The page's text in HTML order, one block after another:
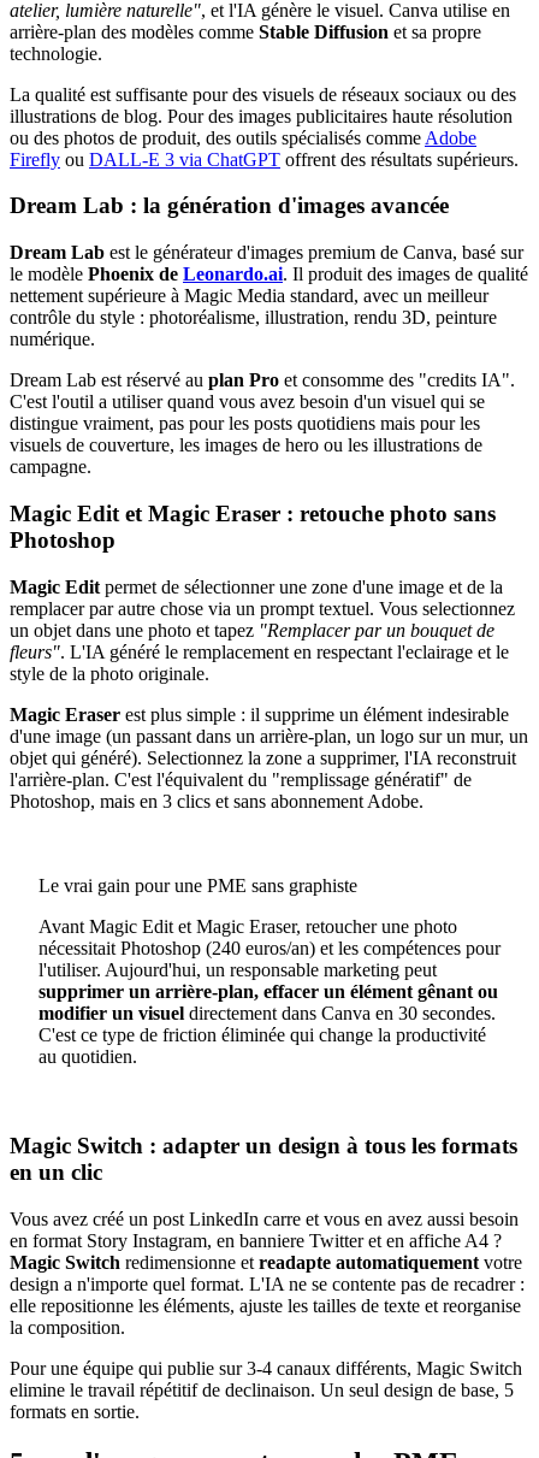
atelier, lumière naturelle", et l'IA génère le visuel. Canva utilise en
arrière-plan des modèles comme Stable Diffusion et sa propre
technologie.
La qualité est suffisante pour des visuels de réseaux sociaux ou des
illustrations de blog. Pour des images publicitaires haute résolution
ou des photos de produit, des outils spécialisés comme Adobe
Firefly ou DALL-E 3 via ChatGPT offrent des résultats supérieurs.
Dream Lab : la génération d'images avancée
Dream Lab est le générateur d'images premium de Canva, basé sur
le modèle Phoenix de Leonardo.ai. Il produit des images de qualité
nettement supérieure à Magic Media standard, avec un meilleur
contrôle du style : photoréalisme, illustration, rendu 3D, peinture
numérique.
Dream Lab est réservé au plan Pro et consomme des "credits IA".
C'est l'outil a utiliser quand vous avez besoin d'un visuel qui se
distingue vraiment, pas pour les posts quotidiens mais pour les
visuels de couverture, les images de hero ou les illustrations de
campagne.
Magic Edit et Magic Eraser : retouche photo sans
Photoshop
Magic Edit permet de sélectionner une zone d'une image et de la
remplacer par autre chose via un prompt textuel. Vous selectionnez
un objet dans une photo et tapez "Remplacer par un bouquet de
fleurs". L'IA généré le remplacement en respectant l'eclairage et le
style de la photo originale.
Magic Eraser est plus simple : il supprime un élément indesirable
d'une image (un passant dans un arrière-plan, un logo sur un mur, un
objet qui généré). Selectionnez la zone a supprimer, l'IA reconstruit
l'arrière-plan. C'est l'équivalent du "remplissage génératif" de
Photoshop, mais en 3 clics et sans abonnement Adobe.
Le vrai gain pour une PME sans graphiste
Avant Magic Edit et Magic Eraser, retoucher une photo
nécessitait Photoshop (240 euros/an) et les compétences pour
l'utiliser. Aujourd'hui, un responsable marketing peut
supprimer un arrière-plan, effacer un élément gênant ou
modifier un visuel directement dans Canva en 30 secondes.
C'est ce type de friction éliminée qui change la productivité
au quotidien.
Magic Switch : adapter un design à tous les formats
en un clic
Vous avez créé un post LinkedIn carre et vous en avez aussi besoin
en format Story Instagram, en banniere Twitter et en affiche A4 ?
Magic Switch redimensionne et readapte automatiquement votre
design a n'importe quel format. L'IA ne se contente pas de recadrer :
elle repositionne les éléments, ajuste les tailles de texte et reorganise
la composition.
Pour une équipe qui publie sur 3-4 canaux différents, Magic Switch
elimine le travail répétitif de declinaison. Un seul design de base, 5
formats en sortie.